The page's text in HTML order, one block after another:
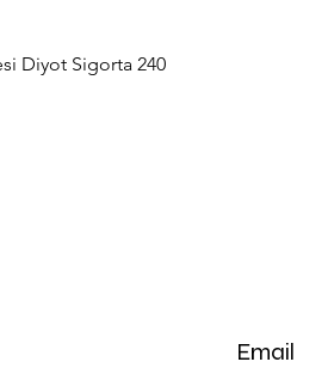
Hızlı Bakış
Diyot Sigorta 240
Email